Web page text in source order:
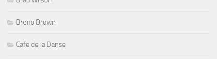
Breno Brown
Cafe de la Danse